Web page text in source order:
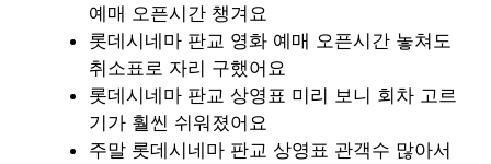
예매 오픈시간 챙겨요
롯데시네마 판교 영화 예매 오픈시간 놓쳐도
취소표로 자리 구했어요
롯데시네마 판교 상영표 미리 보니 회차 고르
기가 훨씬 쉬워졌어요
주말 롯데시네마 판교 상영표 관객수 많아서